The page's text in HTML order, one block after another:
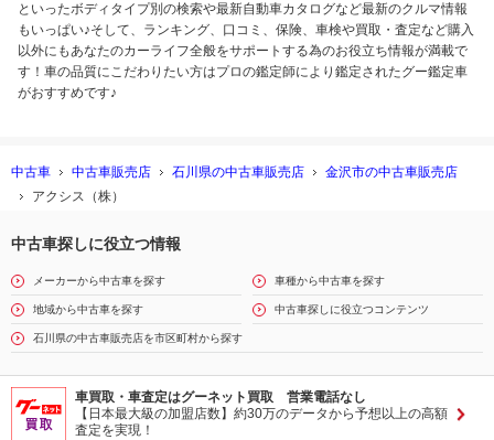
といったボディタイプ別の検索や最新自動車カタログなど最新のクルマ情報
もいっぱい♪そして、ランキング、口コミ、保険、車検や買取・査定など購入
以外にもあなたのカーライフ全般をサポートする為のお役立ち情報が満載で
す！車の品質にこだわりたい方はプロの鑑定師により鑑定されたグー鑑定車
がおすすめです♪
中古車 中古車販売店 石川県の中古車販売店
金沢市の中古車販売店
アクシス（株）
中古車探しに役立つ情報
メーカーから中古車を探す 車種から中古車を探す
地域から中古車を探す 中古車探しに役立つコンテンツ
石川県の中古車販売店を市区町村から探す
車買取・車査定はグーネット買取 営業電話なし
【日本最大級の加盟店数】約30万のデータから予想以上の高額
査定を実現！